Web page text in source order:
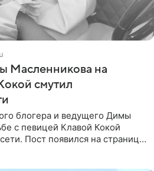
Масленникова на
смутил
блогера и ведущего Димы
с певицей Клавой Кокой
Пост появился на странице